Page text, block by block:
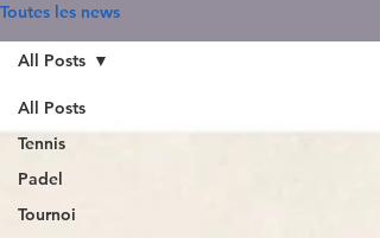
Toutes les news
All Posts
Tennis
Padel
Tournoi
All Posts